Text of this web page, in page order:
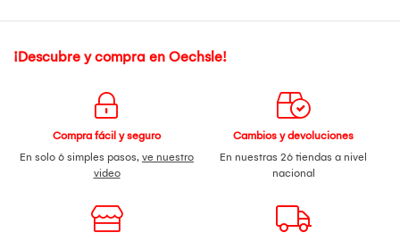
¡Descubre y compra en Oechsle!
Compra fácil y seguro
En solo 6 simples pasos, ve nuestro
video
Cambios y devoluciones
En nuestras 26 tiendas a nivel
nacional